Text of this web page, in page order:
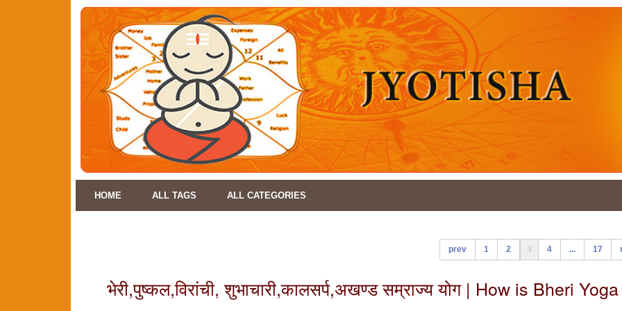
HOME ALL TAGS ALL CATEGORIES
prev 1 2 3 4 ... 17
भेरी,पुष्कल,विरांची, शुभाचारी,कालसर्प,अखण्ड सम्राज्य योग | How is Bheri Yoga